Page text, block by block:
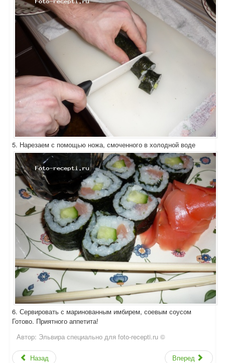
5. Нарезаем с помощью ножа, смоченного в холодной воде
6. Сервировать с маринованным имбирем, соевым соусом
Готово. Приятного аппетита!
Автор: Эльвира специально для foto-recepti.ru ©
Назад Вперед